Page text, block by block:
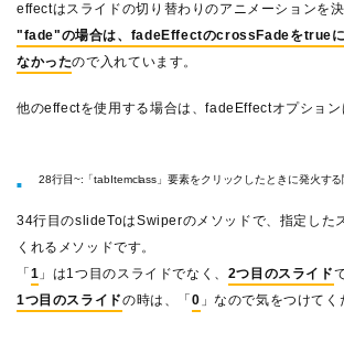
effectはスライドの切り替わりのアニメーションを決
"fade"の場合は、fadeEffectのcrossFadeをtrueに
なかったので入れています。
他のeffectを使用する場合は、fadeEffectオプション
28行目~:「tabItemclass」要素をクリックしたときに発火する
34行目のslideToはSwiperのメソッドで、指定した
くれるメソッドです。
「 1 」は1つ目のスライドでなく、 2つ目のスライド
1つ目のスライドの時は、「 0 」なので気をつけてく